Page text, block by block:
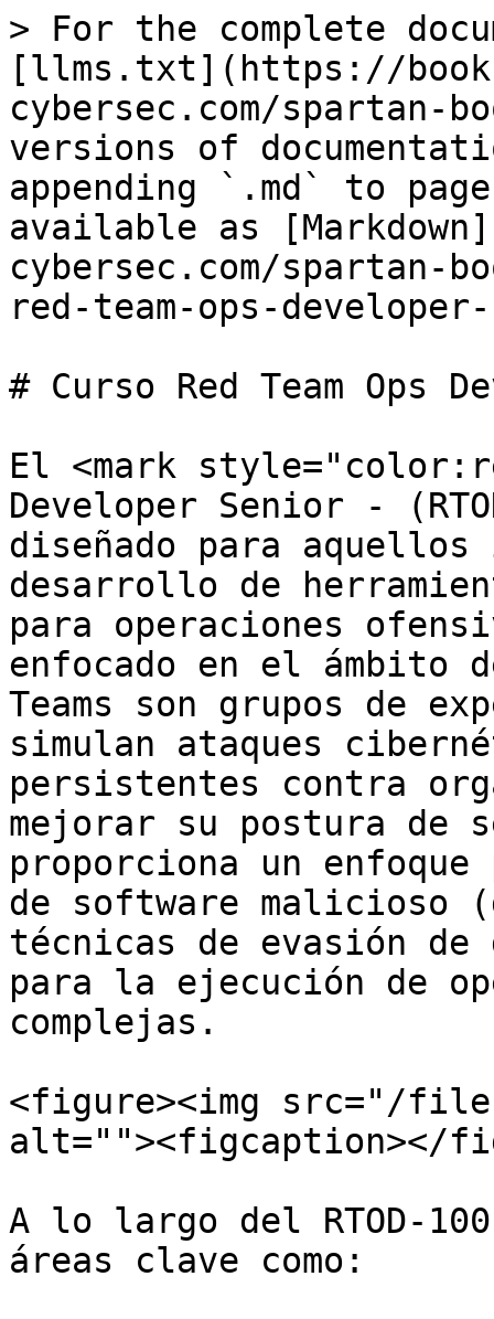
> For the complete
[llms.txt](https://
cybersec.com/spartan-
versions of
appending `.md` to
available as
cybersec.com/spartan-
red-team-ops-
# Curso Red Team Ops
El <mark
Developer Senior -
diseñado para
desarrollo de
para operaciones
enfocado en el ámbito
Teams son grupos de
simulan ataques
persistentes contra
mejorar su postura de
proporciona un
de software malicioso
técnicas de evasión
para la ejecución de
complejas.
<figure><img src="/files/
alt=""><figcaption></
A lo largo del RTOD-
áreas clave como: